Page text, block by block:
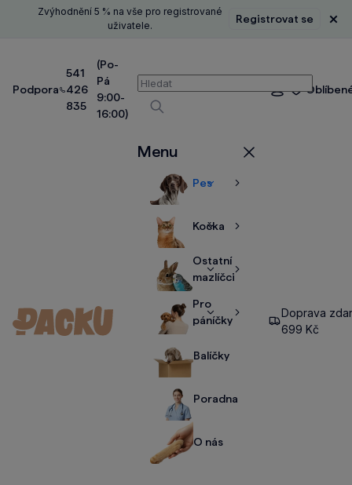
Zvýhodnění 5 % na vše pro registrované
uživatele.
Registrovat se
Podpora
541
426
835
(Po-
Pá
9:00-
16:00)
Vyhledávání
Vyhledávat
Přihlášení
Menu
PesZobrazitZobrazit
Kočka
ZobrazitZobrazit
Ostatní
mazlíčci
ZobrazitZobrazit
Pro
páníčky
ZobrazitZobrazit
Balíčky
Poradna
O nás
Doprava
699 Kč